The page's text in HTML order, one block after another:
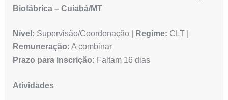
Biofábrica – Cuiabá/MT
Nível: Supervisão/Coordenação | Regime: CLT |
Remuneração: A combinar
Prazo para inscrição: Faltam 16 dias
Atividades